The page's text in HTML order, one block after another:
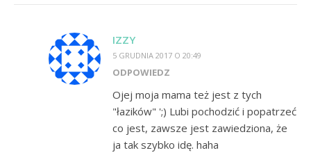
IZZY
5 GRUDNIA 2017 O 20:49
ODPOWIEDZ
Ojej moja mama też jest z tych
"łazików" ';) Lubi pochodzić i popatrzeć
co jest, zawsze jest zawiedziona, że
ja tak szybko idę. haha